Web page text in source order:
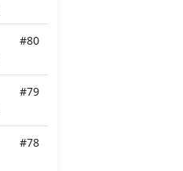
#80
#79
#78